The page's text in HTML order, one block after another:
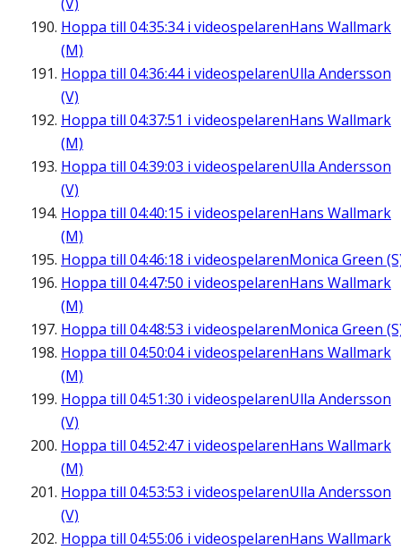
Hoppa till 04:35:34i videospelarenHans Wallmark
(M)
Hoppa till 04:36:44i videospelarenUlla Andersson
(V)
Hoppa till 04:37:51 i videospelarenHans Wallmark
(M)
Hoppa till 04:39:03 i videospelarenUlla Andersson
(V)
Hoppa till 04:40:15 i videospelarenHans Wallmark
(M)
Hoppa till 04:46:18 i videospelarenMonica Green
Hoppa till 04:47:50 i videospelarenHans Wallmark
(M)
Hoppa till 04:48:53 i videospelarenMonica Green
Hoppa till 04:50:04i videospelarenHans Wallmark
(M)
Hoppa till 04:51:30 i videospelarenUlla Andersson
(V)
Hoppa till 04:52:47 i videospelarenHans Wallmark
(M)
Hoppa till 04:53:53 i videospelarenUlla Andersson
(V)
Hoppa till 04:55:06 i videospelarenHans Wallmark